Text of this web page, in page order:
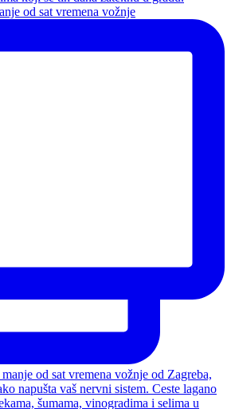
od sat vremena vožnje